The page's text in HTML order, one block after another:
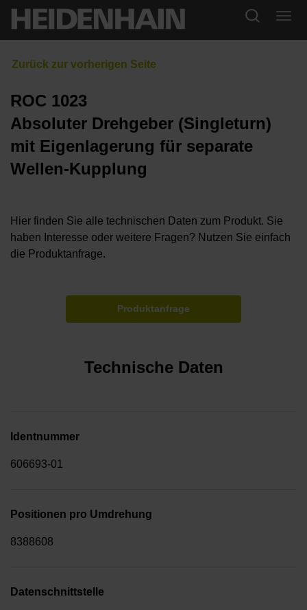
ROC 1023
Absoluter Drehgeber (Singleturn)
mit Eigenlagerung für separate
Wellen-Kupplung
Hier finden Sie alle technischen Daten zum Produkt. Sie
haben Interesse oder weitere Fragen? Nutzen Sie einfach
die Produktanfrage.
Produktanfrage
Technische Daten
Identnummer
606693-01
Positionen pro Umdrehung
8388608
Datenschnittstelle